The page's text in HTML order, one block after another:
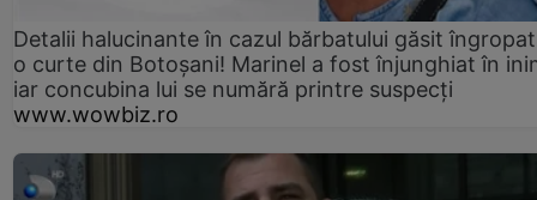
Detalii halucinante în cazul bărbatului găsit
o curte din Botoșani! Marinel a fost înjunghiat în
iar concubina lui se numără printre suspecți
www.wowbiz.ro